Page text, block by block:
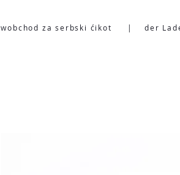
wobchod za serbski ćikot | der